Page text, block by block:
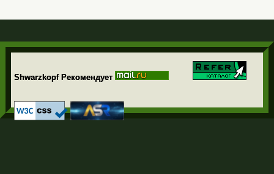
Shwarzkopf Рекомендует